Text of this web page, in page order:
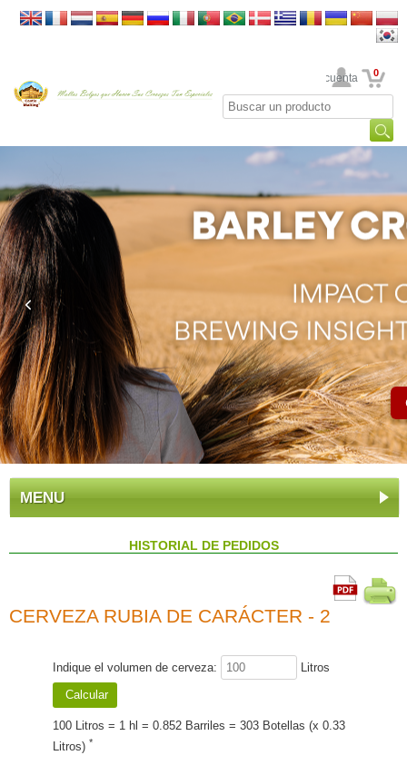
Su cuenta 0
MENU
HISTORIAL DE PEDIDOS
CERVEZA RUBIA DE CARÁCTER - 2
Indique el volumen de cerveza: Litros
100 Litros = 1 hl = 0.852 Barriles = 303 Botellas (x 0.33
Litros) *